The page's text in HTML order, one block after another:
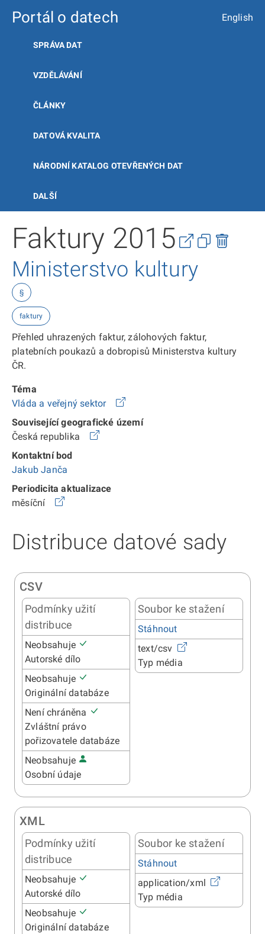
Portál o datech English
SPRÁVA DAT
VZDĚLÁVÁNÍ
ČLÁNKY
DATOVÁ KVALITA
NÁRODNÍ KATALOG OTEVŘENÝCH DAT
DALŠÍ
Faktury 2015
Ministerstvo kultury
§
faktury
Přehled uhrazených faktur, zálohových faktur,
platebních poukazů a dobropisů Ministerstva kultury
ČR.
Téma
Vláda a veřejný sektor
Související geografické území
Česká republika
Kontaktní bod
Jakub Janča
Periodicita aktualizace
měsíční
Distribuce datové sady
CSV
Podmínky užití
distribuce
Neobsahuje
Autorské dílo
Neobsahuje
Originální databáze
Není chráněna
Zvláštní právo
pořizovatele databáze
Neobsahuje
Osobní údaje
Soubor ke stažení
Stáhnout
text/csv
Typ média
XML
Podmínky užití
distribuce
Neobsahuje
Autorské dílo
Neobsahuje
Originální databáze
Soubor ke stažení
Stáhnout
application/xml
Typ média